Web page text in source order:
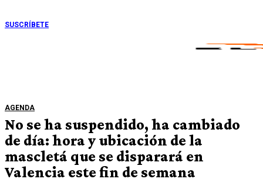
SUSCRÍBETE
AGENDA
No se ha suspendido, ha cambiado
de día: hora y ubicación de la
mascletá que se disparará en
Valencia este fin de semana